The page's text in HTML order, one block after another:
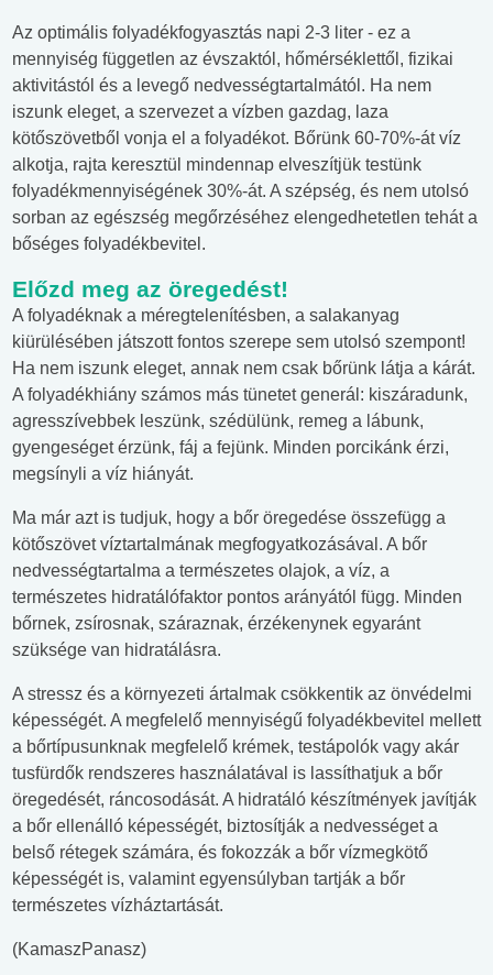
Az optimális folyadékfogyasztás napi 2-3 liter - ez a
mennyiség független az évszaktól, hőmérséklettől, fizikai
aktivitástól és a levegő nedvességtartalmától. Ha nem
iszunk eleget, a szervezet a vízben gazdag, laza
kötőszövetből vonja el a folyadékot. Bőrünk 60-70%-át víz
alkotja, rajta keresztül mindennap elveszítjük testünk
folyadékmennyiségének 30%-át. A szépség, és nem utolsó
sorban az egészség megőrzéséhez elengedhetetlen tehát a
bőséges folyadékbevitel.
Előzd meg az öregedést!
A folyadéknak a méregtelenítésben, a salakanyag
kiürülésében játszott fontos szerepe sem utolsó szempont!
Ha nem iszunk eleget, annak nem csak bőrünk látja a kárát.
A folyadékhiány számos más tünetet generál: kiszáradunk,
agresszívebbek leszünk, szédülünk, remeg a lábunk,
gyengeséget érzünk, fáj a fejünk. Minden porcikánk érzi,
megsínyli a víz hiányát.
Ma már azt is tudjuk, hogy a bőr öregedése összefügg a
kötőszövet víztartalmának megfogyatkozásával. A bőr
nedvességtartalma a természetes olajok, a víz, a
természetes hidratálófaktor pontos arányától függ. Minden
bőrnek, zsírosnak, száraznak, érzékenynek egyaránt
szüksége van hidratálásra.
A stressz és a környezeti ártalmak csökkentik az önvédelmi
képességét. A megfelelő mennyiségű folyadékbevitel mellett
a bőrtípusunknak megfelelő krémek, testápolók vagy akár
tusfürdők rendszeres használatával is lassíthatjuk a bőr
öregedését, ráncosodását. A hidratáló készítmények javítják
a bőr ellenálló képességét, biztosítják a nedvességet a
belső rétegek számára, és fokozzák a bőr vízmegkötő
képességét is, valamint egyensúlyban tartják a bőr
természetes vízháztartását.
(KamaszPanasz)